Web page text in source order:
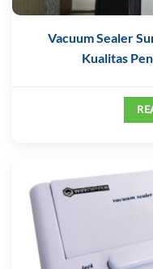
Vacuum Sealer
Kualitas